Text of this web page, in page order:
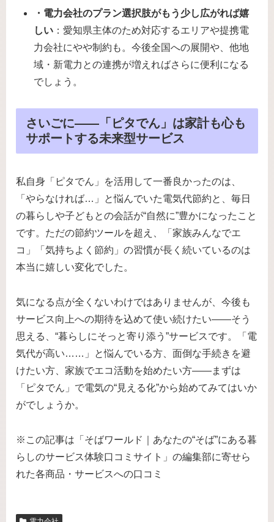
・電力会社のプラン選択肢がもう少し広がれば嬉
しい ：愛知県主体のため対応するエリアや提携電
力会社にやや制約も。今後全国への展開や、他地
域・新電力との連携が増えればさらに便利になる
でしょう。
さいごに――「ピタでん」は家計も心も
サポートする未来型サービス
私自身「ピタでん」を活用して一番良かったのは、
「やらなければ…」と悩んでいた電気代節約と、毎日
の暮らしや子どもとの会話が“自然に”豊かになったこと
です。ただの節約ツールを超え、「家族みんなでエ
コ」「気持ちよく節約」の習慣が長く続いているのは
本当に嬉しい変化でした。
気になる点が全くないわけではありませんが、今後も
サービス向上への期待を込めて使い続けたい――そう
思える、“暮らしにそっと寄り添う”サービスです。「電
気代が高い……」と悩んでいる方、面倒な手続きを避
けたい方、家族でエコ活動を始めたい方――まずは
「ピタでん」で電気の“見える化”から始めてみてはいか
がでしょうか。
※この記事は「そばワールド｜あなたの“そば”にある暮
らしのサービス体験口コミサイト」の編集部に寄せら
れた各商品・サービスへの口コミ